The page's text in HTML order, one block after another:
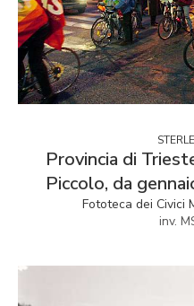
Provincia di
Piccolo, da
Fototeca dei Civici
inv.